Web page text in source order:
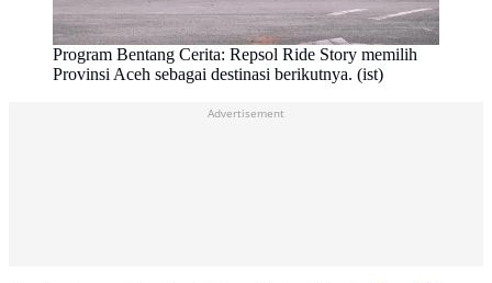
Program Bentang Cerita: Repsol Ride Story memilih
Provinsi Aceh sebagai destinasi berikutnya. (ist)
Advertisement